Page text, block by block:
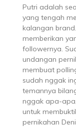
Putri adalah
yang tengah
kalangan
memberikan
followernya.
undangan
membuat
sudah nggak
temannya
nggak apa-
untuk
pernikahan